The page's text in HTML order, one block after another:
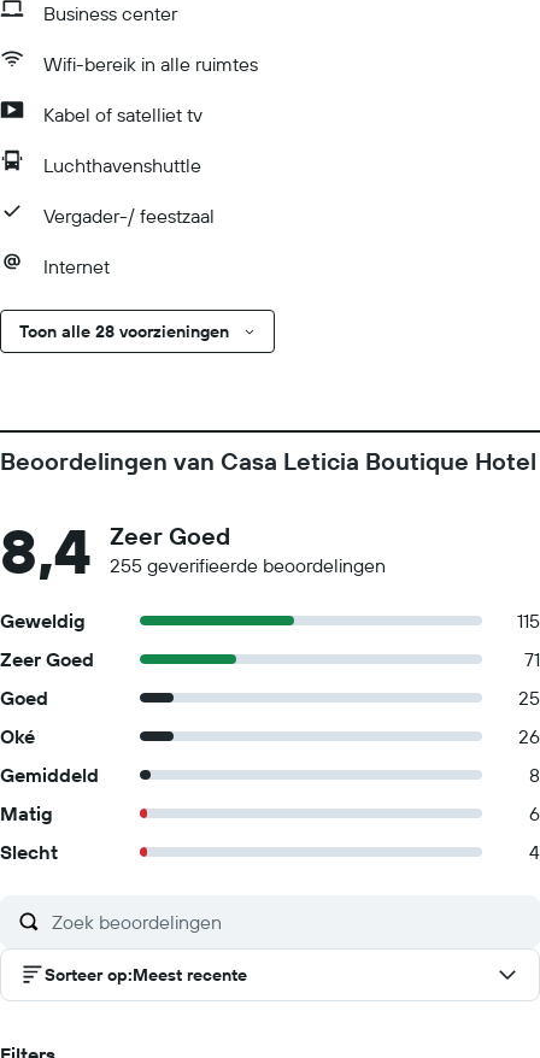
Business center
Wifi-bereik in alle ruimtes
Kabel of satelliet tv
Luchthavenshuttle
Vergader-/ feestzaal
Internet
Toon alle 28 voorzieningen
Beoordelingen van Casa Leticia Boutique Hotel
8,4 Zeer Goed
255 geverifieerde beoordelingen
Geweldig
115
Zeer Goed
71
Goed
25
Oké
26
Gemiddeld
8
Matig
6
Slecht
4
Sorteer op:Meest recente